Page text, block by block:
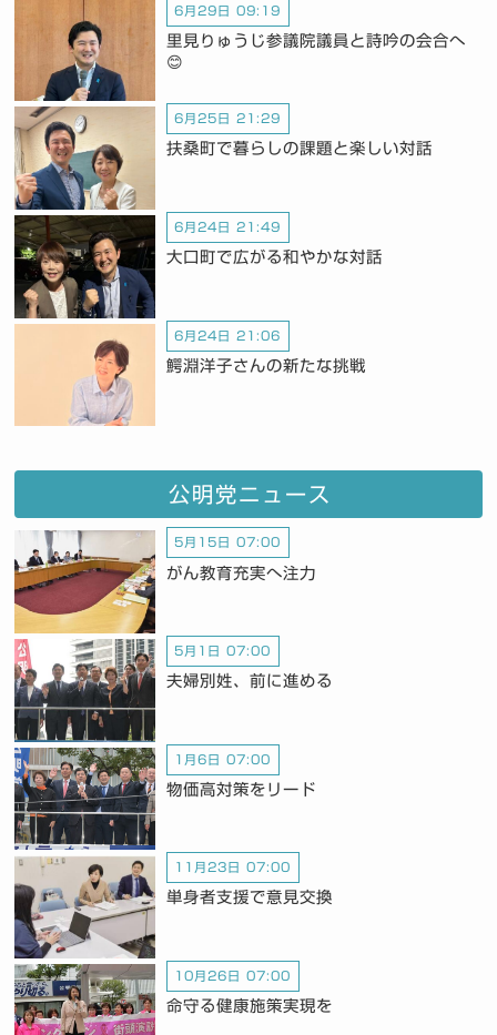
6月29日 09:19
里見りゅうじ参議院議員と詩吟の会合へ
😊
6月25日 21:29
扶桑町で暮らしの課題と楽しい対話
6月24日 21:49
大口町で広がる和やかな対話
6月24日 21:06
鰐淵洋子さんの新たな挑戦
公明党ニュース
5月15日 07:00
がん教育充実へ注力
5月1日 07:00
夫婦別姓、前に進める
1月6日 07:00
物価高対策をリード
11月23日 07:00
単身者支援で意見交換
10月26日 07:00
命守る健康施策実現を